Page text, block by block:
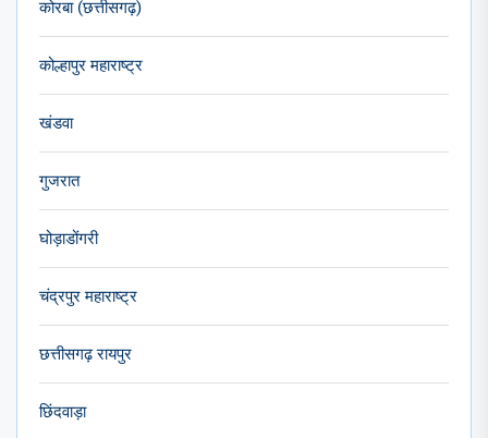
कोरबा (छत्तीसगढ़)
कोल्हापुर महाराष्ट्र
खंडवा
गुजरात
घोड़ाडोंगरी
चंद्रपुर महाराष्ट्र
छत्तीसगढ़ रायपुर
छिंदवाड़ा